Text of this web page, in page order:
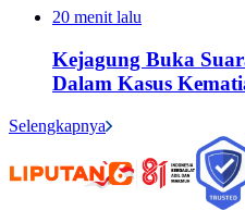
20 menit lalu
Kejagung Buka
Dalam Kasus
Selengkapnya